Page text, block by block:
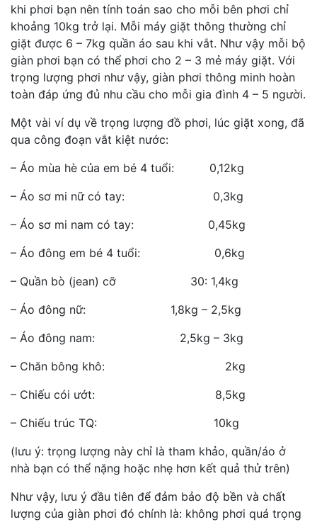
khi phơi bạn nên tính toán sao cho mỗi bên phơi chỉ
khoảng 10kg trở lại. Mỗi máy giặt thông thường chỉ
giặt được 6 – 7kg quần áo sau khi vắt. Như vậy mỗi bộ
giàn phơi bạn có thể phơi cho 2 – 3 mẻ máy giặt. Với
trọng lượng phơi như vậy, giàn phơi thông minh hoàn
toàn đáp ứng đủ nhu cầu cho mỗi gia đình 4 – 5 người.
Một vài ví dụ về trọng lượng đồ phơi, lúc giặt xong, đã
qua công đoạn vắt kiệt nước:
– Áo mùa hè của em bé 4 tuổi: 0,12kg
– Áo sơ mi nữ có tay: 0,3kg
– Áo sơ mi nam có tay: 0,45kg
– Áo đông em bé 4 tuổi: 0,6kg
– Quần bò (jean) cỡ 30: 1,4kg
– Áo đông nữ: 1,8kg – 2,5kg
– Áo đông nam: 2,5kg – 3kg
– Chăn bông khô: 2kg
– Chiếu cói ướt: 8,5kg
– Chiếu trúc TQ: 10kg
(lưu ý: trọng lượng này chỉ là tham khảo, quần/áo ở
nhà bạn có thể nặng hoặc nhẹ hơn kết quả thử trên)
Như vậy, lưu ý đầu tiên để đảm bảo độ bền và chất
lượng của giàn phơi đó chính là: không phơi quá trọng